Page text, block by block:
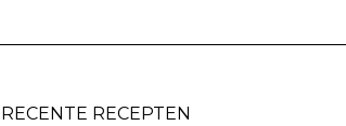
RECENTE RECEPTEN